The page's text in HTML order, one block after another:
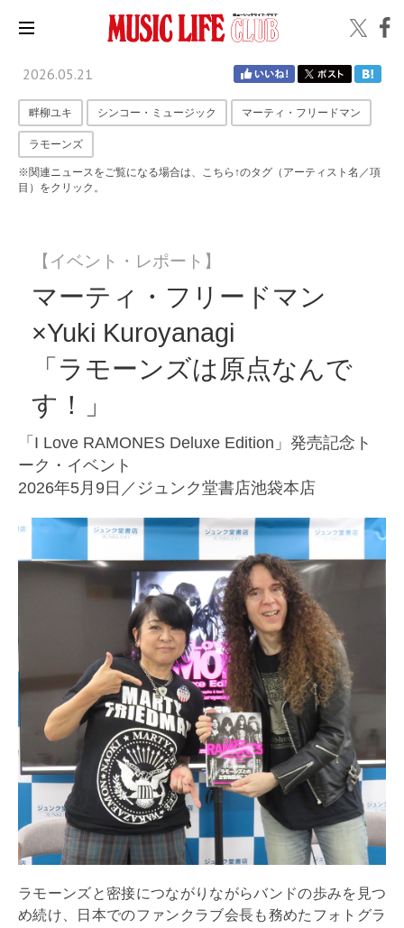
2026.05.21
畔柳ユキ シンコー・ミュージック マーティ・フリードマン
ラモーンズ
※関連ニュースをご覧になる場合は、こちら↑のタグ（アーティスト名／項
目）をクリック。
【イベント・レポート】
マーティ・フリードマン
×Yuki Kuroyanagi
「ラモーンズは原点なんで
す！」
「I Love RAMONES Deluxe Edition」発売記念ト
ーク・イベント
2026年5月9日／ジュンク堂書店池袋本店
ラモーンズと密接につながりながらバンドの歩みを見つ
め続け、日本でのファンクラブ会長も務めたフォトグラ